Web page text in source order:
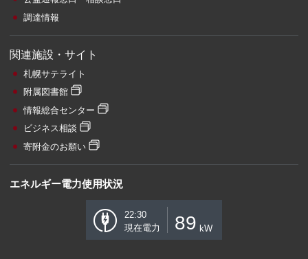
調達情報
関連施設・サイト
札幌サテライト
附属図書館
情報総合センター
ビジネス相談
寄附金のお願い
エネルギー電力使用状況
22:30
現在電力
89 kW